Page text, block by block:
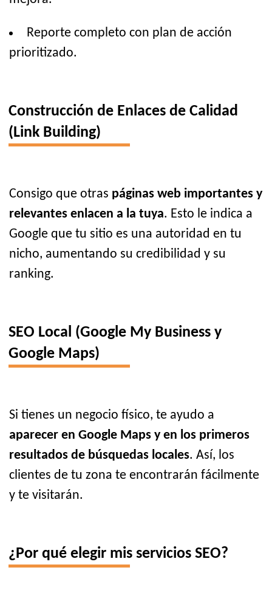
Reporte completo con plan de acción
prioritizado.
Construcción de Enlaces de Calidad
(Link Building)
Consigo que otras páginas web importantes y
relevantes enlacen a la tuya. Esto le indica a
Google que tu sitio es una autoridad en tu
nicho, aumentando su credibilidad y su
ranking.
SEO Local (Google My Business y
Google Maps)
Si tienes un negocio físico, te ayudo a
aparecer en Google Maps y en los primeros
resultados de búsquedas locales. Así, los
clientes de tu zona te encontrarán fácilmente
y te visitarán.
¿Por qué elegir mis servicios SEO?